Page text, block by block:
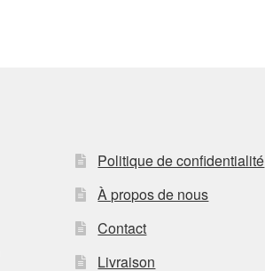
Politique de confidentialité
À propos de nous
Contact
Livraison